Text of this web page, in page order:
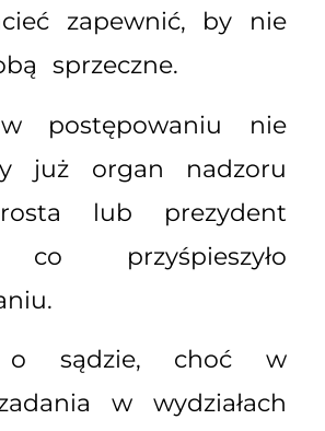
zapewnić, by nie
sprzeczne.
postępowaniu nie
już organ nadzoru
lub prezydent
co przyśpieszyło
o sądzie, choć w
w wydziałach